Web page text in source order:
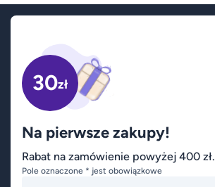
30zł
Na pierwsze zakupy!
Rabat na zamówienie powyżej 400 zł.
Pole oznaczone * jest obowiązkowe